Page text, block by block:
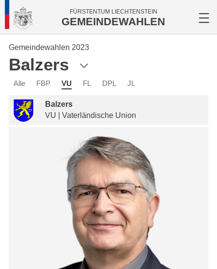
FÜRSTENTUM LIECHTENSTEIN
GEMEINDEWAHLEN
Gemeindewahlen 2023
Balzers
Alle FBP VU FL DPL JL
Balzers
VU | Vaterländische Union